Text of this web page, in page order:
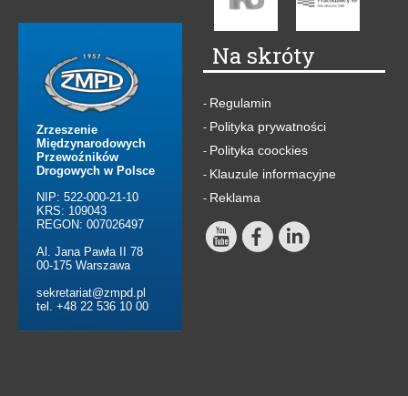
Zrzeszenie
Międzynarodowych
Przewoźników
Drogowych w Polsce
NIP: 522-000-21-10
KRS: 109043
REGON: 007026497
Al. Jana Pawła II 78
00-175 Warszawa
sekretariat@zmpd.pl
tel. +48 22 536 10 00
Na skróty
- Regulamin
- Polityka prywatności
- Polityka coockies
- Klauzule informacyjne
- Reklama